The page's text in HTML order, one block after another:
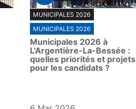
P
l
a
y
MUNICIPALES 2026
MUNICIPALES 2026
Municipales 2026 à
L'Argentière-La-Bessée :
quelles priorités et projets
pour les candidats ?